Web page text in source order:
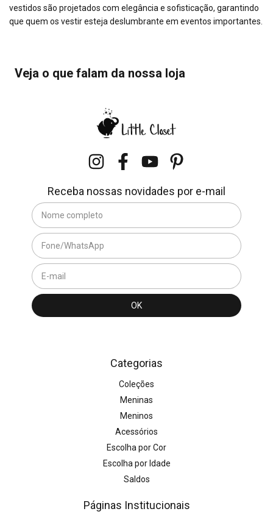
vestidos são projetados com elegância e sofisticação, garantindo
que quem os vestir esteja deslumbrante em eventos importantes.
Veja o que falam da nossa loja
Receba nossas novidades por e-mail
Categorias
Coleções
Meninas
Meninos
Acessórios
Escolha por Cor
Escolha por Idade
Saldos
Páginas Institucionais